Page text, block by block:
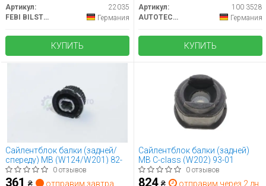
Артикул:
22035
FEBI BILSTEIN
Германия
КУПИТЬ
Артикул:
100 3528
AUTOTECHTEILE
Германия
КУПИТЬ
Сайлентблок балки (задней/
спереду) MB (W124/W201) 82-
0 отзывов
361 ₴ отправим завтра
Сайлентблок балки (задней)
MB C-class (W202) 93-01
0 отзывов
824 ₴ отправим через 2 дн.